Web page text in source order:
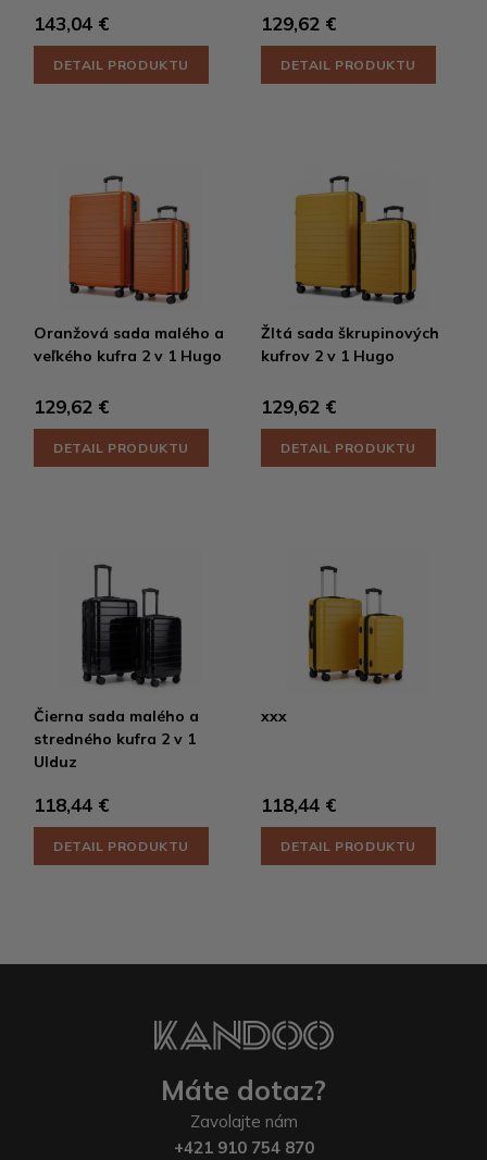
143,04 €
DETAIL PRODUKTU
129,62 €
DETAIL PRODUKTU
Oranžová sada malého a
veľkého kufra 2 v 1 Hugo
129,62 €
DETAIL PRODUKTU
Žltá sada škrupinových
kufrov 2 v 1 Hugo
129,62 €
DETAIL PRODUKTU
Čierna sada malého a
stredného kufra 2 v 1
Ulduz
118,44 €
DETAIL PRODUKTU
xxx
118,44 €
DETAIL PRODUKTU
Máte dotaz?
Zavolajte nám
+421 910 754 870